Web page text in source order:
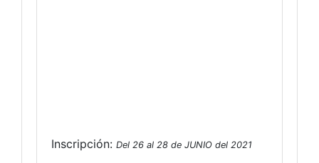
Inscripción: Del 26 al 28 de JUNIO del 2021